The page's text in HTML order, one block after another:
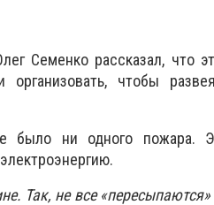
Семенко рассказал, что
чтобы
было ни одного пожара.
Так, не все «пересыпаются»